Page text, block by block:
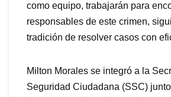
como equipo, trabajarán para
responsables de este crimen,
tradición de resolver casos con
Milton Morales se integró a la
Seguridad Ciudadana (SSC)